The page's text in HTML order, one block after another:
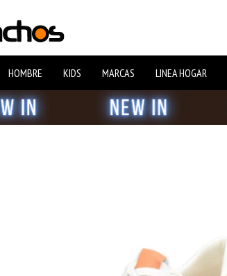
HOMBRE KIDS MARCAS LINEA HOGAR